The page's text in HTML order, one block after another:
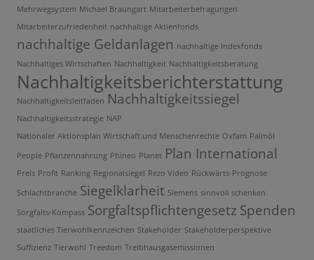
Mehrwegsystem Michael Braungart Mitarbeiterbefragungen
Mitarbeiterzufriedenheit nachhaltige Aktienfonds
nachhaltige Geldanlagen nachhaltige Indexfonds
Nachhaltiges Wirtschaften Nachhaltigkeit Nachhaltigkeitsberatung
Nachhaltigkeitsberichterstattung
Nachhaltigkeitsleitfaden Nachhaltigkeitssiegel
Nachhaltigkeitsstrategie NAP
Nationaler Aktionsplan Wirtschaft und Menschenrechte Oxfam Palmöl
People Pflanzennahrung Phineo Planet Plan International
Preis Profit Ranking Regionalsiegel Rezo Video Rückwärts-Prognose
Schlachtbranche Siegelklarheit Siemens sinnvoll schenken
Sorgfalts-Kompass Sorgfaltspflichtengesetz Spenden
staatliches Tierwohlkennzeichen Stakeholder Stakeholderperspektive
Suffizienz Tierwohl Treedom Treibhausgasemissionen